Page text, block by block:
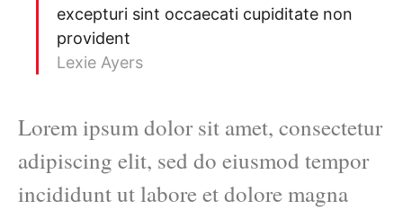
excepturi sint occaecati cupiditate non
provident
Lexie Ayers
Lorem ipsum dolor sit amet, consectetur
adipiscing elit, sed do eiusmod tempor
incididunt ut labore et dolore magna